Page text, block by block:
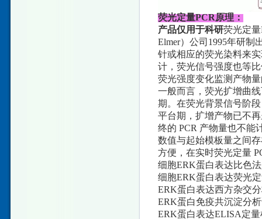
荧光定量PCR原理：
产品仅用于科研荧光定量
Elmer）公司1995年研制
针或相应的荧光染料来
计，荧光信号强度也等
荧光强度变化监测产物
一般而言，荧光扩增曲
期。在荧光背景信号阶
平台期，扩增产物已不
终的 PCR 产物量也不能
数值与起始模板量之间
方便，在实时荧光定量
细胞ERK蛋白表达比色
细胞ERK蛋白表达荧光
ERK蛋白表达西方杂交
ERK蛋白免疫共沉淀分
ERK蛋白表达ELISA定